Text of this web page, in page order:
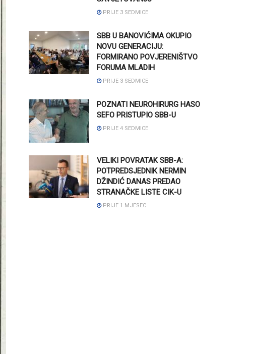
PRIJE 3 SEDMICE
SBB U BANOVIĆIMA OKUPIO
NOVU GENERACIJU:
FORMIRANO POVJERENIŠTVO
FORUMA MLADIH
PRIJE 3 SEDMICE
POZNATI NEUROHIRURG HASO
SEFO PRISTUPIO SBB-U
PRIJE 4 SEDMICE
VELIKI POVRATAK SBB-A:
POTPREDSJEDNIK NERMIN
DŽINDIĆ DANAS PREDAO
STRANAČKE LISTE CIK-U
PRIJE 1 MJESEC